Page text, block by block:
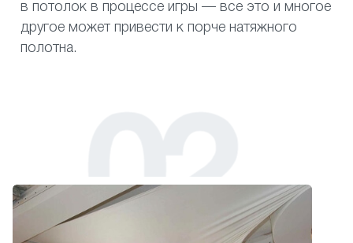
в потолок в процессе игры — все это и многое
другое может привести к порче натяжного
полотна.